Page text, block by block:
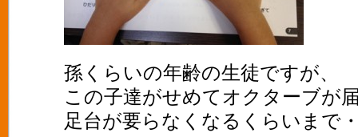
孫くらいの年齢の生徒ですが、
この子達がせめてオクターブが
足台が要らなくなるくらいまで